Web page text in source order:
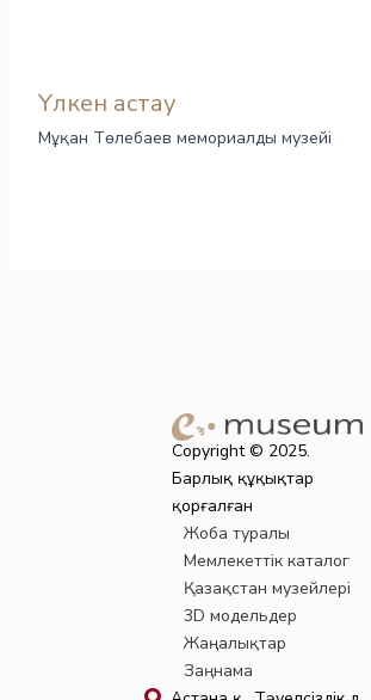
Үлкен астау
Мұқан Төлебаев мемориалды музейі
Copyright © 2025.
Барлық құқықтар
қорғалған
Жоба туралы
Мемлекеттік каталог
Қазақстан музейлері
3D модельдер
Жаңалықтар
Заңнама